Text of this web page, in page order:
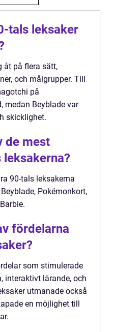
tals leksaker
åt på flera sätt,
och målgrupper. Till
på
medan Beyblade var
skicklighet.
de mest
90-tals leksakerna
Pokémonkort,
fördelarna
som stimulerade
interaktivt lärande, och
utmanade också
en möjlighet till